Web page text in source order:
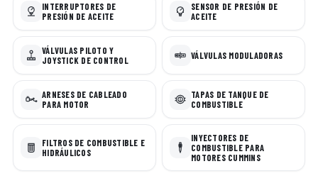
INTERRUPTORES DE
PRESIÓN DE ACEITE
SENSOR DE PRESIÓN DE
ACEITE
VÁLVULAS PILOTO Y
JOYSTICK DE CONTROL
VÁLVULAS MODULADORAS
ARNESES DE CABLEADO
PARA MOTOR
TAPAS DE TANQUE DE
COMBUSTIBLE
FILTROS DE COMBUSTIBLE E
HIDRÁULICOS
INYECTORES DE
COMBUSTIBLE PARA
MOTORES CUMMINS